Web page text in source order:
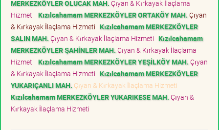
MERKEZKÖYLER OLUCAK MAH. Çıyan & Kırkayak İlaçlama
Hizmeti Kızılcahamam MERKEZKÖYLER ORTAKÖY MAH. Çıyan
& Kırkayak İlaçlama Hizmeti Kızılcahamam MERKEZKÖYLER
SALIN MAH. Çıyan & Kırkayak İlaçlama Hizmeti Kızılcahamam
MERKEZKÖYLER ŞAHİNLER MAH. Çıyan & Kırkayak İlaçlama
Hizmeti Kızılcahamam MERKEZKÖYLER YEŞİLKÖY MAH. Çıyan
& Kırkayak İlaçlama Hizmeti Kızılcahamam MERKEZKÖYLER
YUKARIÇANLI MAH. Çıyan & Kırkayak İlaçlama Hizmeti
Kızılcahamam MERKEZKÖYLER YUKARIKESE MAH. Çıyan &
Kırkayak İlaçlama Hizmeti